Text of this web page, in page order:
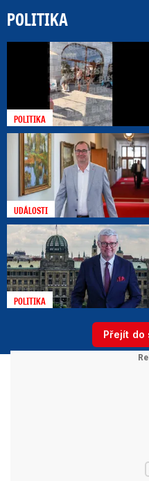
POLITIKA
POLITIKA
UDÁLOSTI
POLITIKA
Přejít do